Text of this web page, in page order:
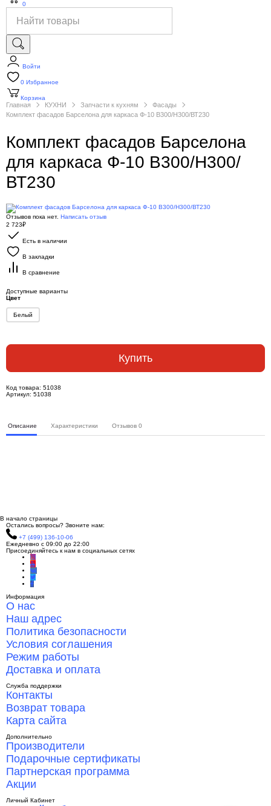
0
Войти
0 Избранное
Корзина
Главная КУХНИ Запчасти к кухням
Фасады
Комплект фасадов Барселона для каркаса Ф-10 В300/Н300/ВТ230
Комплект фасадов Барселона
для каркаса Ф-10 В300/Н300/
ВТ230
Отзывов пока нет. Написать отзыв
2 723₽
Есть в наличии
В закладки
В сравнение
Доступные варианты
Цвет
Белый
Купить
Код товара: 51038
Артикул: 51038
Описание Характеристики Отзывов 0
В начало страницы
Остались вопросы? Звоните нам:
+7 (499) 136-10-06
Ежедневно с 09:00 до 22:00
Присоединяйтесь к нам в социальных сетях
Информация
О нас
Наш адрес
Политика безопасности
Условия соглашения
Режим работы
Доставка и оплата
Служба поддержки
Контакты
Возврат товара
Карта сайта
Дополнительно
Производители
Подарочные сертификаты
Партнерская программа
Акции
Личный Кабинет